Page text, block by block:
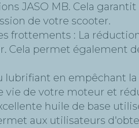
JASO MB. Cela
de votre scooter.
frottements : La
Cela permet également
lubrifiant en empêchant
vie de votre moteur et
huile de base
aux utilisateurs